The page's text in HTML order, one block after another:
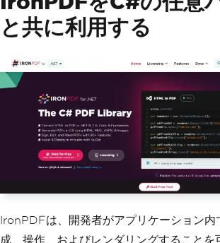
と共に利用する
IronPDFは、開発者がアプリケーション
成、操作、およびレンダリングすることを